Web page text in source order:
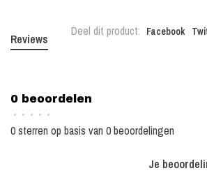
Deel dit product: Facebook
Reviews
0 beoordelen
• • • • •
0 sterren op basis van 0 beoordelingen
Je